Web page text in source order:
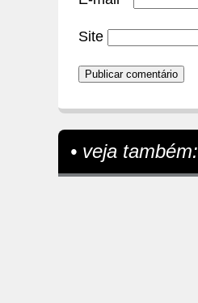
Site
• veja também: